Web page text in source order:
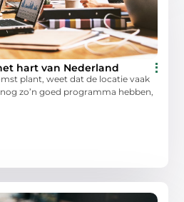
hart van Nederland
plant, weet dat de locatie vaak
zo’n goed programma hebben,